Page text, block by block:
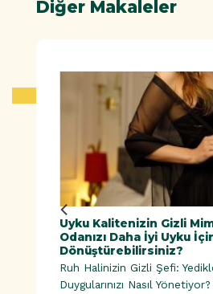
Diğer Makaleler
Uyku Kalitenizin Gizli
Odanızı Daha İyi Uyku
Dönüştürebilirsiniz?
Ruh Halinizin Gizli Şefi:
Duygularınızı Nasıl